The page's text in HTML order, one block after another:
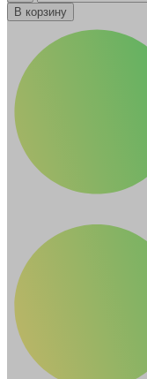
В корзину